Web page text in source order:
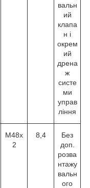
вальн
ий
клапа
н і
окрем
ий
дрена
ж
систе
ми
управ
ління
М48х
2
8,4
Без
доп.
розва
нтажу
вальн
ого